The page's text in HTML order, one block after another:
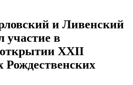
и Ливенский
участие в
XXII